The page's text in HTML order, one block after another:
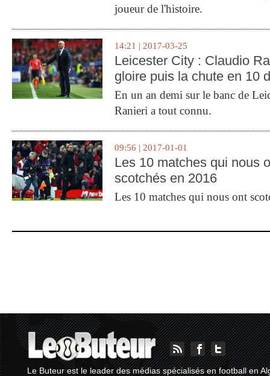
joueur de l'histoire.
14:21 | 2017-03-25
Leicester City : Claudio
gloire puis la chute en 10
En un an demi sur le banc de
Ranieri a tout connu.
09:56 | 2017-01-01
Les 10 matches qui nous
scotchés en 2016
Les 10 matches qui nous ont
Le Buteur est le leader des médias spécialisés en football en